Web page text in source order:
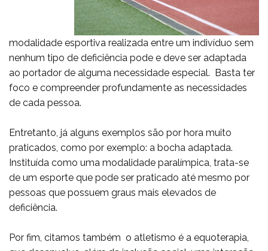
modalidade esportiva realizada entre um indivíduo sem
nenhum tipo de deficiência pode e deve ser adaptada
ao portador de alguma necessidade especial. Basta ter
foco e compreender profundamente as necessidades
de cada pessoa.
Entretanto, já alguns exemplos são por hora muito
praticados, como por exemplo: a bocha adaptada.
Instituída como uma modalidade paralímpica, trata-se
de um esporte que pode ser praticado até mesmo por
pessoas que possuem graus mais elevados de
deficiência.
Por fim, citamos também o atletismo é a equoterapia,